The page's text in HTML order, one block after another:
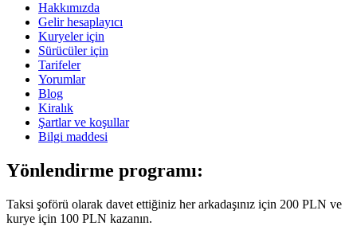
Hakkımızda
Gelir hesaplayıcı
Kuryeler için
Sürücüler için
Tarifeler
Yorumlar
Blog
Kiralık
Şartlar ve koşullar
Bilgi maddesi
Yönlendirme programı:
Taksi şoförü olarak davet ettiğiniz her arkadaşınız için 200 PLN ve
kurye için 100 PLN kazanın.